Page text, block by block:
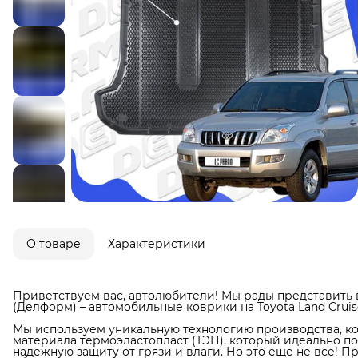
О товаре Характеристики
Приветствуем вас, автолюбители! Мы рады
(Делформ) – автомобильные коврики на Toyota Land
Мы используем уникальную технологию производства,
материала термоэластопласт (ТЭП), который идеально
надежную защиту от грязи и влаги. Но это еще не все!